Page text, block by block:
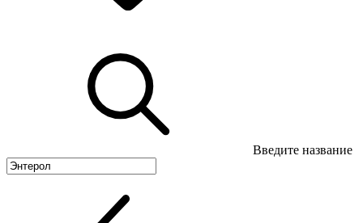
Введите название